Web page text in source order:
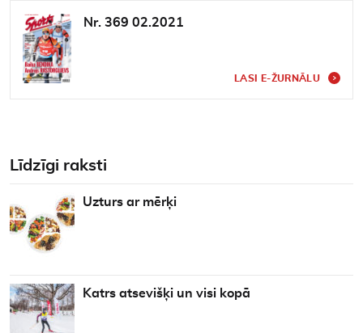
Nr. 369 02.2021
LASI E-ŽURNĀLU
Līdzīgi raksti
Uzturs ar mērķi
Katrs atsevišķi un visi kopā